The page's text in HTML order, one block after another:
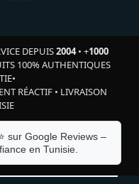
DEPUIS2004• +1000
100% AUTHENTIQUES
•
RÉACTIF • LIVRAISON
sur Google Reviews –
en Tunisie.